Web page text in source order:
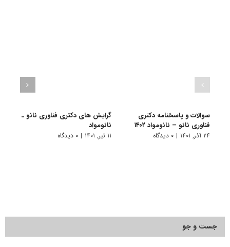
سوالات و پاسخنامه دکتری
فناوری نانو – نانومواد ۱۴۰۲
۲۴ آذر, ۱۴۰۱ | ۰ دیدگاه
گرایش های دکتری ﻓﻨﺎوری ﻧﺎﻧﻮ ـ
ﻧﺎﻧﻮﻣﻮاد
۱۱ تیر, ۱۴۰۱ | ۰ دیدگاه
جست و جو